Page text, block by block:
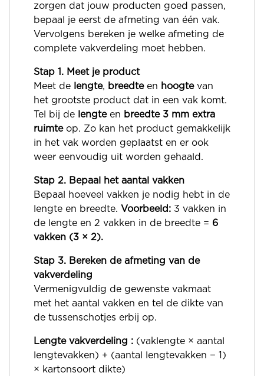
zorgen dat jouw producten goed passen,
bepaal je eerst de afmeting van één vak.
Vervolgens bereken je welke afmeting de
complete vakverdeling moet hebben.
Stap 1. Meet je product
Meet de
lengte, breedteen hoogtevan
het grootste product dat in een vak komt.
Tel bij de
lengteen breedte 3 mm extra
ruimteop. Zo kan het product gemakkelijk
in het vak worden geplaatst en er ook
weer eenvoudig uit worden gehaald.
Stap 2. Bepaal het aantal vakken
Bepaal hoeveel vakken je nodig hebt in de
lengte en breedte. Voorbeeld: 3 vakken in
de lengte en 2 vakken in de breedte = 6
vakken (3 × 2).
Stap 3. Bereken de afmeting van de
vakverdeling
Vermenigvuldig de gewenste vakmaat
met het aantal vakken en tel de dikte van
de tussenschotjes erbij op.
Lengte vakverdeling : (vaklengte × aantal
lengtevakken) + (aantal lengtevakken − 1)
× kartonsoort dikte)